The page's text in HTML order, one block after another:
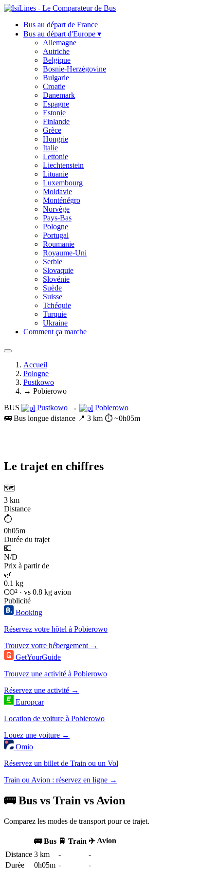
Bus au départ de France
Bus au départ d'Europe ▾
Allemagne
Autriche
Belgique
Bosnie-Herzégovine
Bulgarie
Croatie
Danemark
Espagne
Estonie
Finlande
Grèce
Hongrie
Italie
Lettonie
Liechtenstein
Lituanie
Luxembourg
Moldavie
Monténégro
Norvège
Pays-Bas
Pologne
Portugal
Roumanie
Royaume-Uni
Serbie
Slovaquie
Slovénie
Suède
Suisse
Tchéquie
Turquie
Ukraine
Comment ça marche
Accueil
Pologne
Pustkowo
→ Pobierowo
BUS
Pustkowo →
Pobierowo
🚌 Bus longue distance 📍 3 km ⏱️ ~0h05m
Le trajet en chiffres
🗺️
3 km
Distance
⏱️
0h05m
Durée du trajet
💶
N/D
Prix à partir de
🌿
0.1 kg
CO² · vs 0.8 kg avion
Publicité
Booking
Réservez votre hôtel à Pobierowo
Trouvez votre hébergement →
GetYourGuide
Trouvez une activité à Pobierowo
Réservez une activité →
Europcar
Location de voiture à Pobierowo
Louez une voiture →
Omio
Réservez un billet de Train ou un Vol
Train ou Avion : réservez en ligne →
🚌 Bus vs Train vs Avion
Comparez les modes de transport pour ce trajet.
🚌 Bus 🚆 Train ✈️ Avion
Distance 3 km -
-
Durée
0h05m -
-